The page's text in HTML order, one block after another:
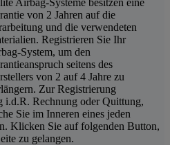
von 2 Jahren auf die
und die verwendeten
Registrieren Sie Ihr
System, um den
seitens des
von 2 auf 4 Jahre zu
Zur Registrierung
i.d.R. Rechnung oder Quittung,
Sie im Inneren eines jeden
Klicken Sie auf folgenden Button,
zu gelangen.